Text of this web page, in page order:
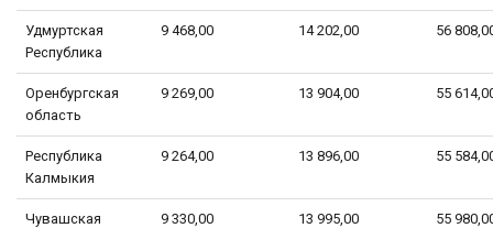
Удмуртская
Республика
9 468,00 14 202,00 56
Оренбургская
область
9 269,00 13 904,00 55
Республика
Калмыкия
9 264,00 13 896,00 55
Чувашская
9 330,00 13 995,00 55